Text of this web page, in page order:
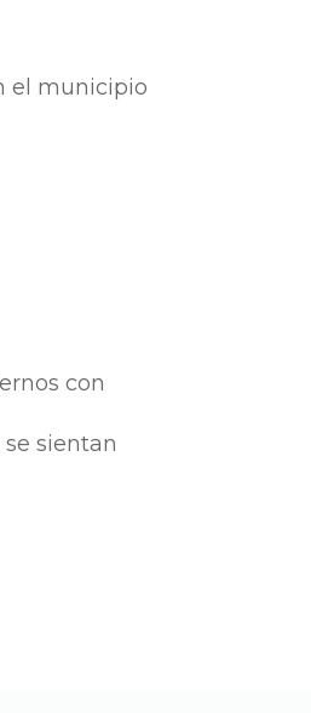
el municipio
con
sientan